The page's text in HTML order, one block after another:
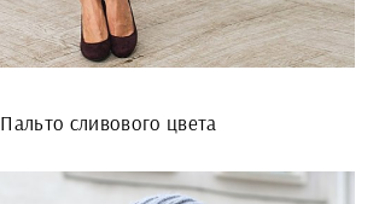
Пальто сливового цвета